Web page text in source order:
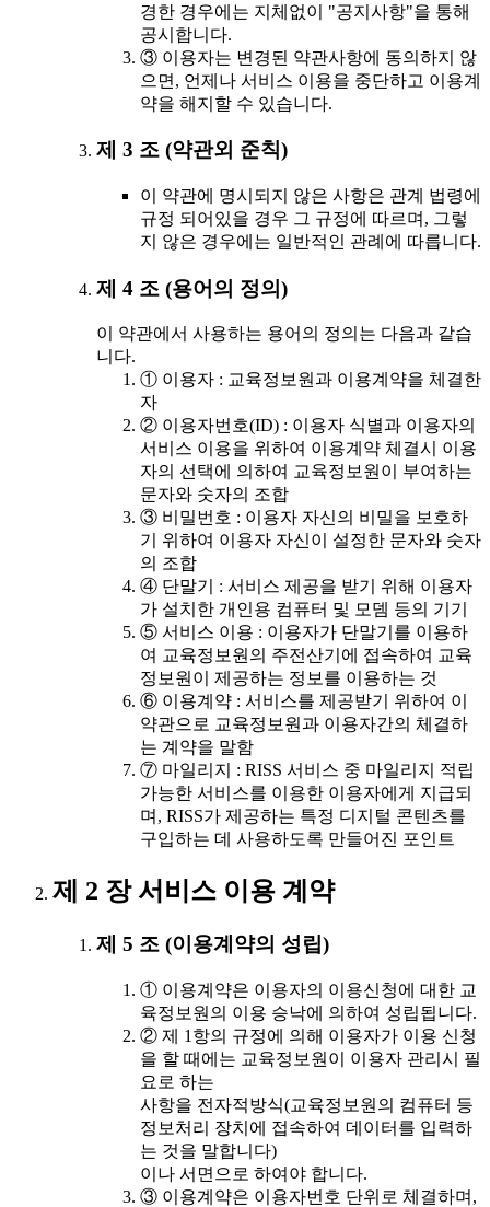
경한 경우에는 지체없이 "공지사항"을 통해
공시합니다.
③ 이용자는 변경된 약관사항에 동의하지 않
으면, 언제나 서비스 이용을 중단하고 이용계
약을 해지할 수 있습니다.
제 3 조 (약관외 준칙)
이 약관에 명시되지 않은 사항은 관계 법령에
규정 되어있을 경우 그 규정에 따르며, 그렇
지 않은 경우에는 일반적인 관례에 따릅니다.
제 4 조 (용어의 정의)
이 약관에서 사용하는 용어의 정의는 다음과 같습
니다.
① 이용자 : 교육정보원과 이용계약을 체결한
자
② 이용자번호(ID) : 이용자 식별과 이용자의
서비스 이용을 위하여 이용계약 체결시 이용
자의 선택에 의하여 교육정보원이 부여하는
문자와 숫자의 조합
③ 비밀번호 : 이용자 자신의 비밀을 보호하
기 위하여 이용자 자신이 설정한 문자와 숫자
의 조합
④ 단말기 : 서비스 제공을 받기 위해 이용자
가 설치한 개인용 컴퓨터 및 모뎀 등의 기기
⑤ 서비스 이용 : 이용자가 단말기를 이용하
여 교육정보원의 주전산기에 접속하여 교육
정보원이 제공하는 정보를 이용하는 것
⑥ 이용계약 : 서비스를 제공받기 위하여 이
약관으로 교육정보원과 이용자간의 체결하
는 계약을 말함
⑦ 마일리지 : RISS 서비스 중 마일리지 적립
가능한 서비스를 이용한 이용자에게 지급되
며, RISS가 제공하는 특정 디지털 콘텐츠를
구입하는 데 사용하도록 만들어진 포인트
제 2 장 서비스 이용 계약
제 5 조 (이용계약의 성립)
① 이용계약은 이용자의 이용신청에 대한 교
육정보원의 이용 승낙에 의하여 성립됩니다.
② 제 1항의 규정에 의해 이용자가 이용 신청
을 할 때에는 교육정보원이 이용자 관리시 필
요로 하는
사항을 전자적방식(교육정보원의 컴퓨터 등
정보처리 장치에 접속하여 데이터를 입력하
는 것을 말합니다)
이나 서면으로 하여야 합니다.
③ 이용계약은 이용자번호 단위로 체결하며,